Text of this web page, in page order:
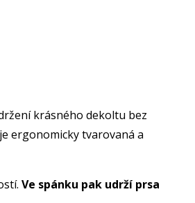
krásného dekoltu bez
ergonomicky tvarovaná a
Ve spánku pak udrží prsa